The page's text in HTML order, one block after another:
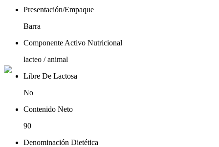
Presentación/Empaque
Barra
Componente Activo Nutricional
lacteo / animal
Libre De Lactosa
No
Contenido Neto
90
Denominación Dietética